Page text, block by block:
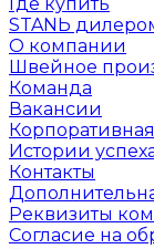
STANЬ
О компании
Швейное
Команда
Вакансии
Истории
Контакты
Реквизиты
Согласие на